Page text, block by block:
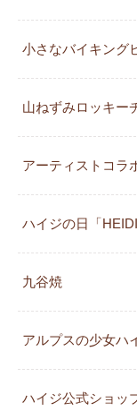
小さなバイキング
山ねずみロッキー
アーティストコラ
ハイジの日「HEIDI
九谷焼
アルプスの少女ハ
ハイジ公式ショッ